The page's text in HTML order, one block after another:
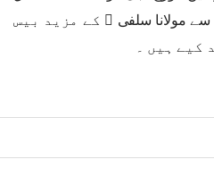
سے مولانا سلفی ﷫ کے مزید بیس
کیے ہیں ۔